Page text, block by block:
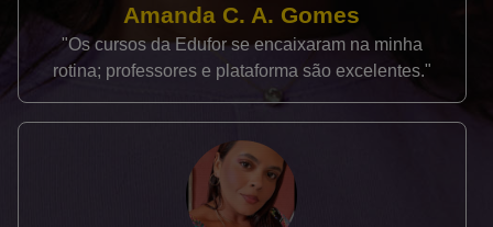
Amanda C. A. Gomes
"Os cursos da Edufor se encaixaram na minha
rotina; professores e plataforma são excelentes."